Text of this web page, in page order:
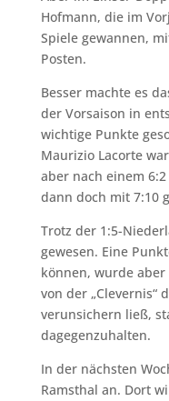
Hofmann, die im
Spiele gewannen,
Posten.
Besser machte es
der Vorsaison in
wichtige Punkte
Maurizio Lacorte
aber nach einem
dann doch mit 7:10
Trotz der 1:5-
gewesen. Eine
können, wurde
von der „Clevernis“
verunsichern ließ,
dagegenzuhalten.
In der nächsten
Ramsthal an. Dort